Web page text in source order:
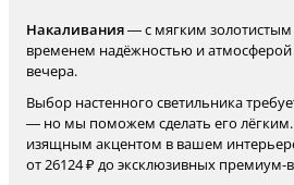
Накаливания— с мягким
временем надёжностью и
вечера.
Выбор настенного светильника
— но мы поможем сделать его
изящным акцентом в вашем
от 26124 ₽ до эксклюзивных премиум-